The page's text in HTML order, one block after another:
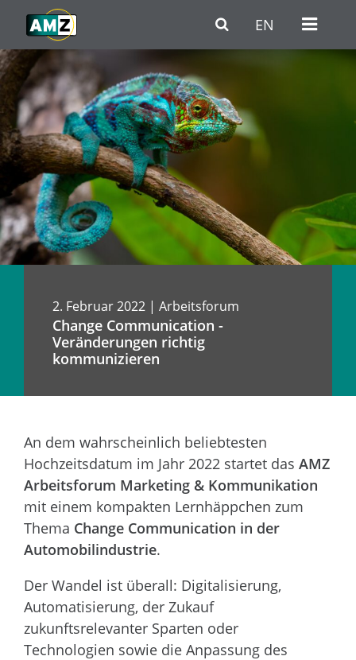
Zum Hauptinhalt
Zur Haupt-Navigation
Zum Fußbereich / Kontakt
EN
2. Februar 2022 | Arbeitsforum
Change Communication -
Veränderungen richtig
kommunizieren
An dem wahrscheinlich beliebtesten
Hochzeitsdatum im Jahr 2022 startet das AMZ
Arbeitsforum Marketing & Kommunikation
mit einem kompakten Lernhäppchen zum
Thema Change Communication in der
Automobilindustrie.
Der Wandel ist überall: Digitalisierung,
Automatisierung, der Zukauf
zukunftsrelevanter Sparten oder
Technologien sowie die Anpassung des